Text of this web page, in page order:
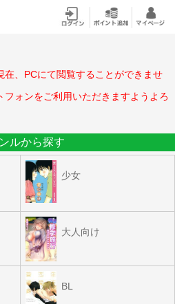
、PCにて閲覧することができませ
ォンをご利用いただきますようよろ
ルから探す
少女
大人向け
BL